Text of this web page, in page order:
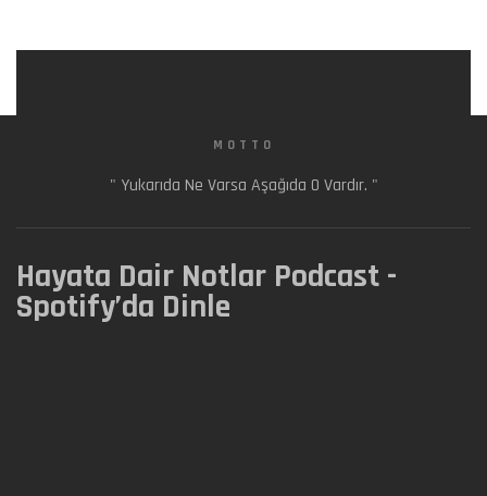
MOTTO
" Yukarıda Ne Varsa Aşağıda O Vardır. "
Hayata Dair Notlar Podcast -
Spotify’da Dinle